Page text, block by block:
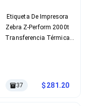
Etiqueta De Impresora
Zebra Z-Perform 2000t
Transferencia Térmica
37 281.20